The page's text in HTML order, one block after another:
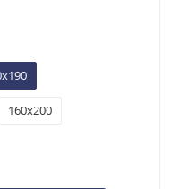
160x200